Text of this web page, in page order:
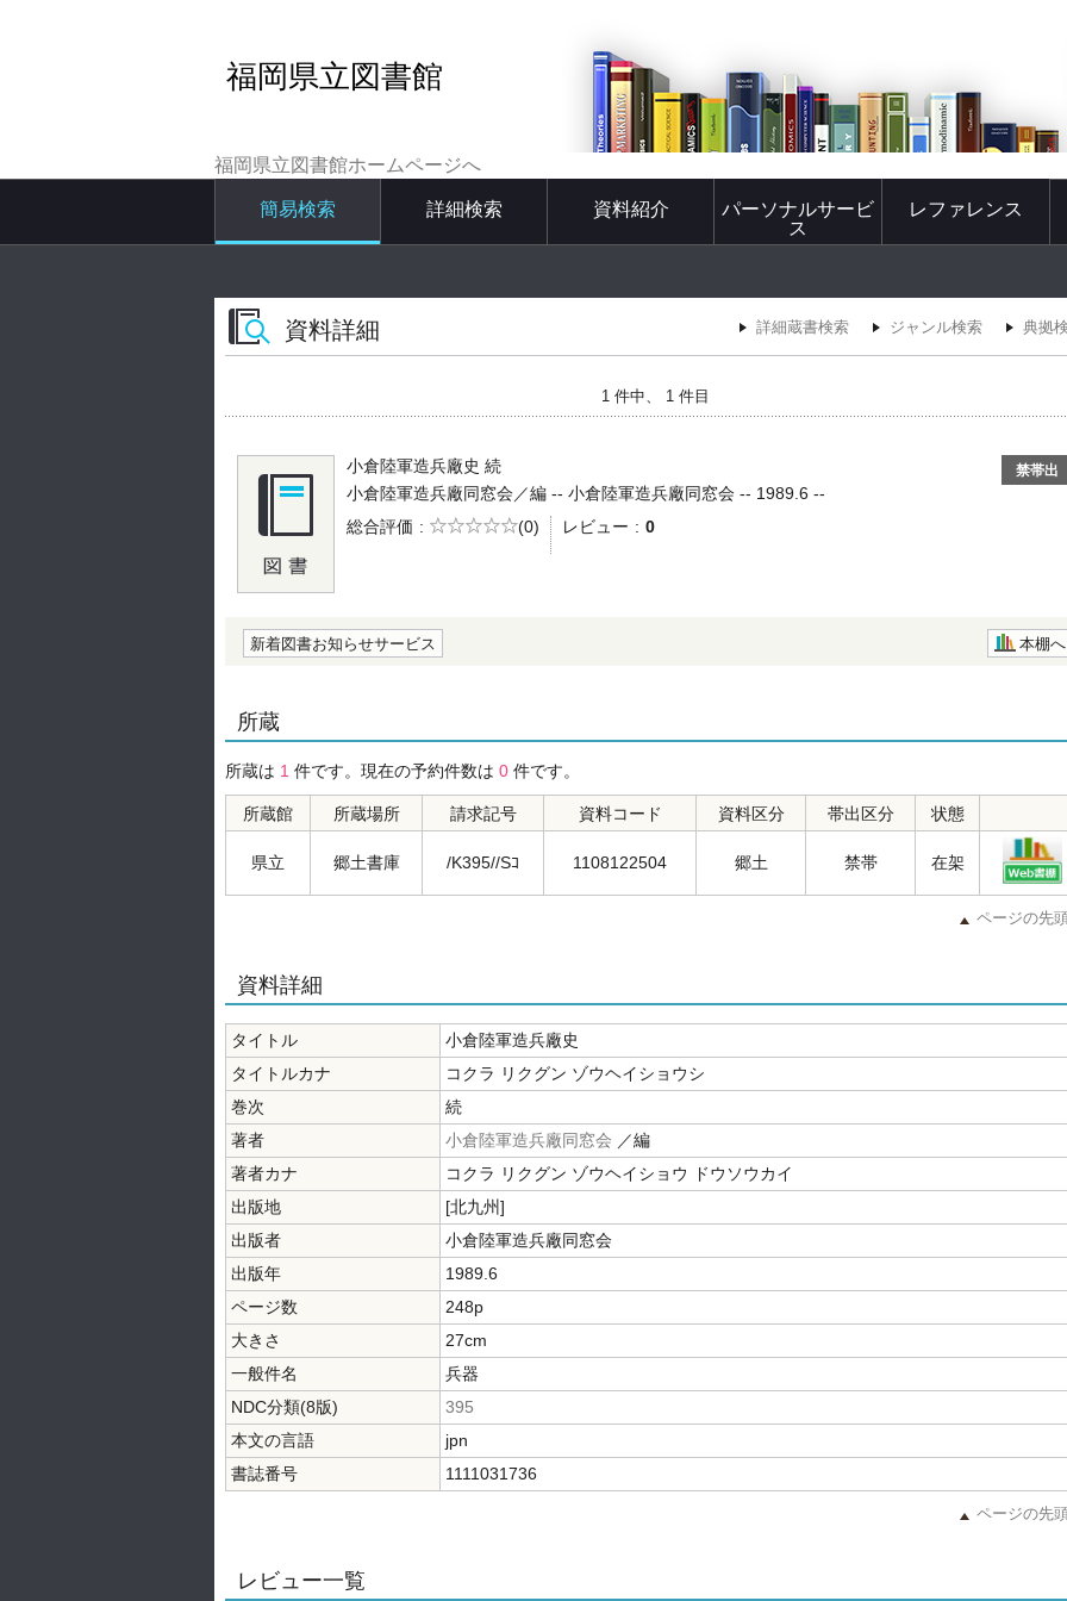
福岡県立図書館
福岡県立図書館ホームページへ
簡易検索 詳細検索 資料紹介
パーソナルサービ
ス
レファレンス
資料詳細 詳細蔵書検索 ジャンル検索 典拠
1 件中、 1 件目
小倉陸軍造兵廠史 続 禁帯出
小倉陸軍造兵廠同窓会／編 -- 小倉陸軍造兵廠同窓会 -- 1989.6 --
総合評価
5段階評価
(0) レビュー 0
新着図書お知らせサービス 本棚へ
所蔵
所蔵は 1 件です。現在の予約件数は 0 件です。
所蔵館 所蔵場所 請求記号 資料コード 資料区分 帯出区分 状態
県立 郷土書庫 /K395//Sｺ 1108122504 郷土 禁帯 在架
ページの先
資料詳細
タイトル
小倉陸軍造兵廠史
タイトルカナ
コクラ リクグン ゾウヘイショウシ
巻次
続
著者
小倉陸軍造兵廠同窓会 ／編
著者カナ
コクラ リクグン ゾウヘイショウ ドウソウカイ
出版地
[北九州]
出版者
小倉陸軍造兵廠同窓会
出版年
1989.6
ページ数
248p
大きさ
27cm
一般件名
兵器
NDC分類(8版)
395
本文の言語
jpn
書誌番号
1111031736
ページの先
レビュー一覧